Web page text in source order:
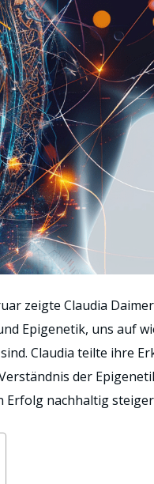
zeigte Claudia
Epigenetik, uns auf
Claudia teilte ihre
der
nachhaltig